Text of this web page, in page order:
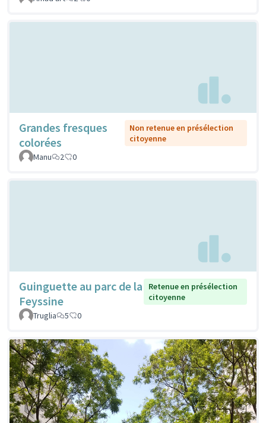
Grandes fresques
colorées
Non retenue en présélection
citoyenne
Manu
2 0
Guinguette au parc de la
Feyssine
Retenue en présélection
citoyenne
Truglia
5 0